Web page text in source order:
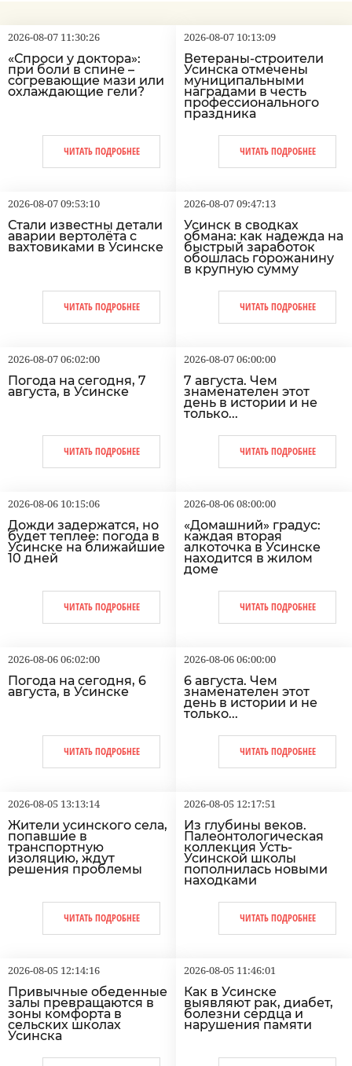
2026-08-07 11:30:26
«Спроси у доктора»:
при боли в спине –
согревающие мази или
охлаждающие гели?
ЧИТАТЬ ПОДРОБНЕЕ
2026-08-07 10:13:09
Ветераны-строители
Усинска отмечены
муниципальными
наградами в честь
профессионального
праздника
ЧИТАТЬ ПОДРОБНЕЕ
2026-08-07 09:53:10
Стали известны детали
аварии вертолёта с
вахтовиками в Усинске
ЧИТАТЬ ПОДРОБНЕЕ
2026-08-07 09:47:13
Усинск в сводках
обмана: как надежда на
быстрый заработок
обошлась горожанину
в крупную сумму
ЧИТАТЬ ПОДРОБНЕЕ
2026-08-07 06:02:00
Погода на сегодня, 7
августа, в Усинске
ЧИТАТЬ ПОДРОБНЕЕ
2026-08-07 06:00:00
7 августа. Чем
знаменателен этот
день в истории и не
только...
ЧИТАТЬ ПОДРОБНЕЕ
2026-08-06 10:15:06
Дожди задержатся, но
будет теплее: погода в
Усинске на ближайшие
10 дней
ЧИТАТЬ ПОДРОБНЕЕ
2026-08-06 08:00:00
«Домашний» градус:
каждая вторая
алкоточка в Усинске
находится в жилом
доме
ЧИТАТЬ ПОДРОБНЕЕ
2026-08-06 06:02:00
Погода на сегодня, 6
августа, в Усинске
ЧИТАТЬ ПОДРОБНЕЕ
2026-08-06 06:00:00
6 августа. Чем
знаменателен этот
день в истории и не
только...
ЧИТАТЬ ПОДРОБНЕЕ
2026-08-05 13:13:14
Жители усинского села,
попавшие в
транспортную
изоляцию, ждут
решения проблемы
ЧИТАТЬ ПОДРОБНЕЕ
2026-08-05 12:17:51
Из глубины веков.
Палеонтологическая
коллекция Усть-
Усинской школы
пополнилась новыми
находками
ЧИТАТЬ ПОДРОБНЕЕ
2026-08-05 12:14:16
Привычные обеденные
залы превращаются в
зоны комфорта в
сельских школах
Усинска
2026-08-05 11:46:01
Как в Усинске
выявляют рак, диабет,
болезни сердца и
нарушения памяти